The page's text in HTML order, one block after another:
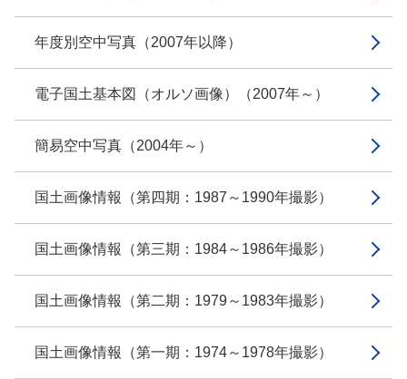
年度別空中写真（2007年以降）
電子国土基本図（オルソ画像）（2007年～）
簡易空中写真（2004年～）
国土画像情報（第四期：1987～1990年撮影）
国土画像情報（第三期：1984～1986年撮影）
国土画像情報（第二期：1979～1983年撮影）
国土画像情報（第一期：1974～1978年撮影）